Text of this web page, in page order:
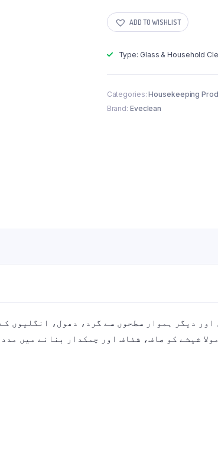
ADD TO WISHLIST
Type: Glass & Household
Categories:Housekeeping
Brand: Eveclean
شیشے کو صاف، شفاف اور چمکدار بنانے میں